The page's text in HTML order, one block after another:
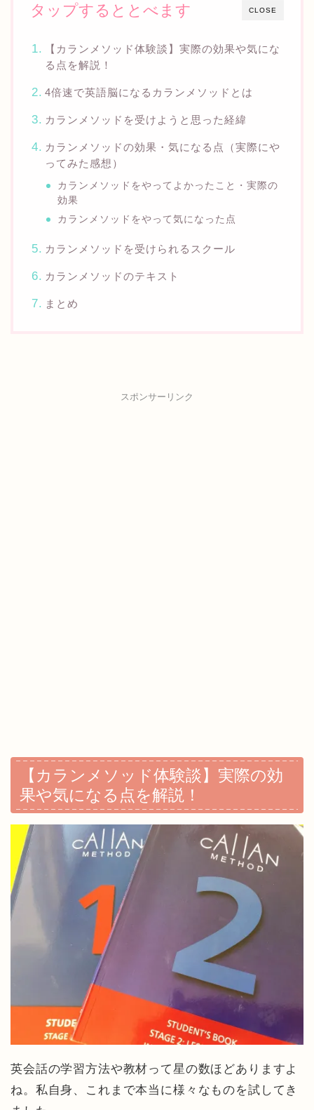
CLOSE
タップするととべます
【カランメソッド体験談】実際の効果や気にな
る点を解説！
4倍速で英語脳になるカランメソッドとは
カランメソッドを受けようと思った経緯
カランメソッドの効果・気になる点（実際にや
ってみた感想）
カランメソッドをやってよかったこと・実際の
効果
カランメソッドをやって気になった点
カランメソッドを受けられるスクール
カランメソッドのテキスト
まとめ
スポンサーリンク
【カランメソッド体験談】実際の効
果や気になる点を解説！
英会話の学習方法や教材って星の数ほどありますよ
ね。私自身、これまで本当に様々なものを試してき